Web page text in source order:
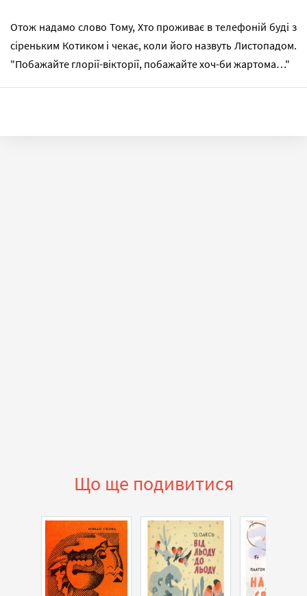
Отож надамо слово Тому, Хто проживає в телефоній буді з
сіреньким Котиком і чекає, коли його назвуть Листопадом.
"Побажайте глорії-вікторії, побажайте хоч-би жартома…"
Що ще подивитися